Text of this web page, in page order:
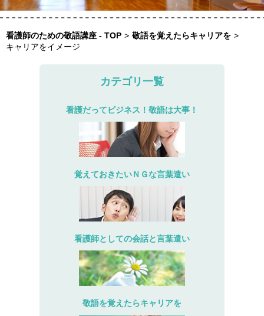
看護師のための敬語講座 - TOP > 敬語を覚えたらキャリアを >
キャリアをイメージ
カテゴリ一覧
看護だってビジネス！敬語は大事！
覚えておきたいＮＧな言葉遣い
看護師としての会話と言葉遣い
敬語を覚えたらキャリアを